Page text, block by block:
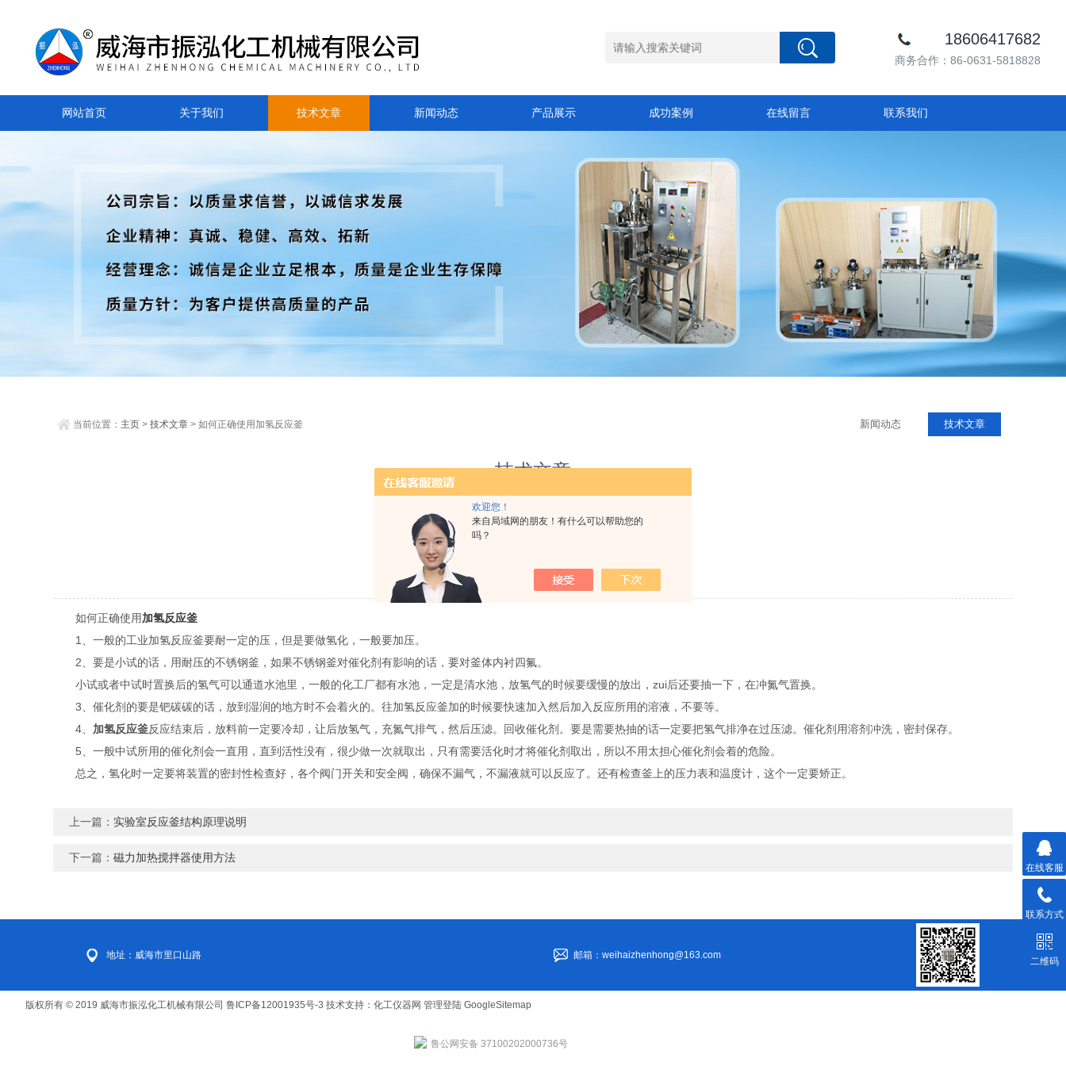
欢迎您！
来自局域网的朋友！有什么可以帮助您的
吗？
18606417682
商务合作：86-0631-5818828
网站首页 关于我们 技术文章 新闻动态 产品展示 成功案例 在线留言 联系我们
当前位置： 主页 >技术文章 > 如何正确使用加氢反应釜 新闻动态 技术文章
技术文章
Technical Articles
如何正确使用加氢反应釜
更新时间：2017-09-15 点击次数：2645
如何正确使用加氢反应釜
1、一般的工业加氢反应釜要耐一定的压，但是要做氢化，一般要加压。
2、要是小试的话，用耐压的不锈钢釜，如果不锈钢釜对催化剂有影响的话，要对釜体内衬四氟。
小试或者中试时置换后的氢气可以通道水池里，一般的化工厂都有水池，一定是清水池，放氢气的时候要缓慢的放出，zui后还要抽一下，在冲氮气置换。
3、催化剂的要是钯碳碳的话，放到湿润的地方时不会着火的。往加氢反应釜加的时候要快速加入然后加入反应所用的溶液，不要等。
4、 加氢反应釜反应结束后，放料前一定要冷却，让后放氢气，充氮气排气，然后压滤。回收催化剂。要是需要热抽的话一定要把氢气排净在过压滤。催化剂用溶剂冲洗，密封保存。
5、一般中试所用的催化剂会一直用，直到活性没有，很少做一次就取出，只有需要活化时才将催化剂取出，所以不用太担心催化剂会着的危险。
总之，氢化时一定要将装置的密封性检查好，各个阀门开关和安全阀，确保不漏气，不漏液就可以反应了。还有检查釜上的压力表和温度计，这个一定要矫正。
上一篇： 实验室反应釜结构原理说明
下一篇：磁力加热搅拌器使用方法
地址：威海市里口山路 邮箱：weihaizhenhong@163.com
版权所有 © 2019 威海市振泓化工机械有限公司 鲁ICP备12001935号-3 技术支持： 化工仪器网 管理登陆 GoogleSitemap
在线客服
联系方式
二维码
鲁公网安备 37100202000736号